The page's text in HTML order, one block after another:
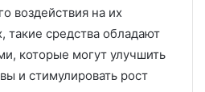
воздействия на их
такие средства обладают
которые могут улучшить
и стимулировать рост